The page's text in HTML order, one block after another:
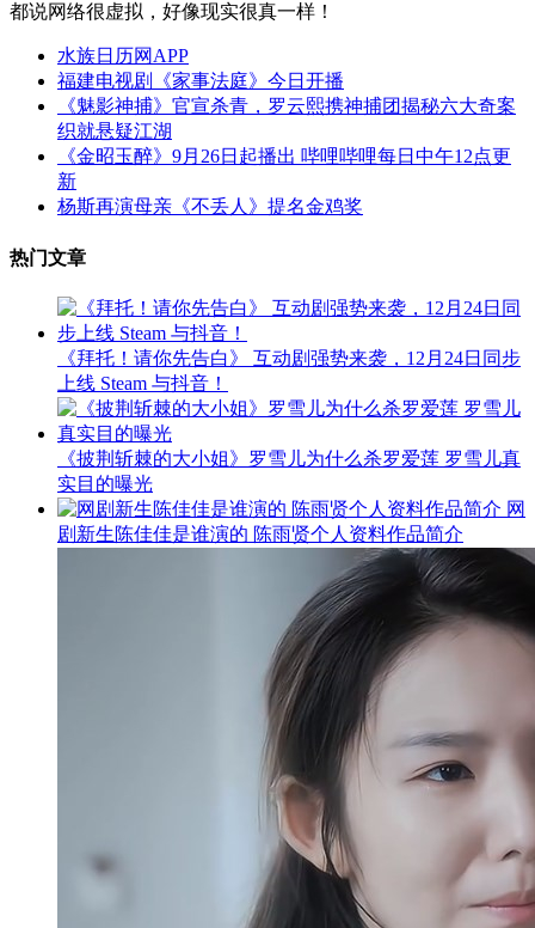
都说网络很虚拟，好像现实很真一样！
水族日历网APP
福建电视剧《家事法庭》今日开播
《魅影神捕》官宣杀青，罗云熙携神捕团揭秘六大奇案
织就悬疑江湖
《金昭玉醉》9月26日起播出 哔哩哔哩每日中午12点更
新
杨斯再演母亲《不丢人》提名金鸡奖
热门文章
《拜托！请你先告白》 互动剧强势来袭，12月24日同步
上线 Steam 与抖音！
《披荆斩棘的大小姐》罗雪儿为什么杀罗爱莲 罗雪儿真
实目的曝光
网
剧新生陈佳佳是谁演的 陈雨贤个人资料作品简介